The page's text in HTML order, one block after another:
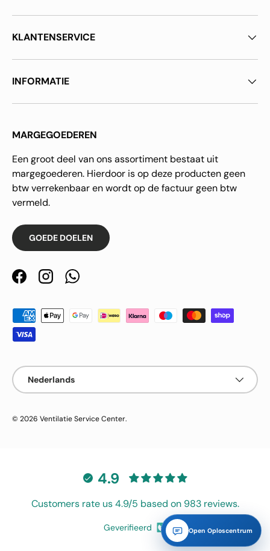
Open Oploscentrum
KLANTENSERVICE
INFORMATIE
MARGEGOEDEREN
Een groot deel van ons assortiment bestaat uit
margegoederen. Hierdoor is op deze producten geen
btw verrekenbaar en wordt op de factuur geen btw
vermeld.
GOEDE DOELEN
FacebookInstagramWhatsApp
Geaccepteerde betaalmethoden
Taal
Nederlands
© 2026 Ventilatie Service Center.
4.9
Customers rate us 4.9/5 based on 983 reviews.
Geverifieerd